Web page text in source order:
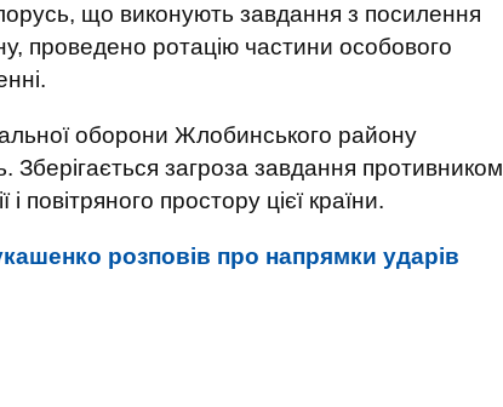
що виконують завдання з посилення
проведено ротацію частини особового
оборони Жлобинського району
Зберігається загроза завдання противником
повітряного простору цієї країни.
розповів про напрямки ударів